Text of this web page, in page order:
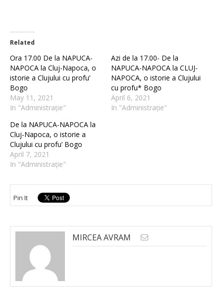
Related
Ora 17.00 De la NAPUCA-
NAPOCA la Cluj-Napoca, o
istorie a Clujului cu profu’
Bogo
May 11, 2021
In "Administrație"
Azi de la 17.00- De la
NAPUCA-NAPOCA la CLUJ-
NAPOCA, o istorie a Clujului
cu profu* Bogo
April 6, 2021
In "Administrație"
De la NAPUCA-NAPOCA la
Cluj-Napoca, o istorie a
Clujului cu profu’ Bogo
April 7, 2021
In "Administrație"
Pin It
MIRCEA AVRAM